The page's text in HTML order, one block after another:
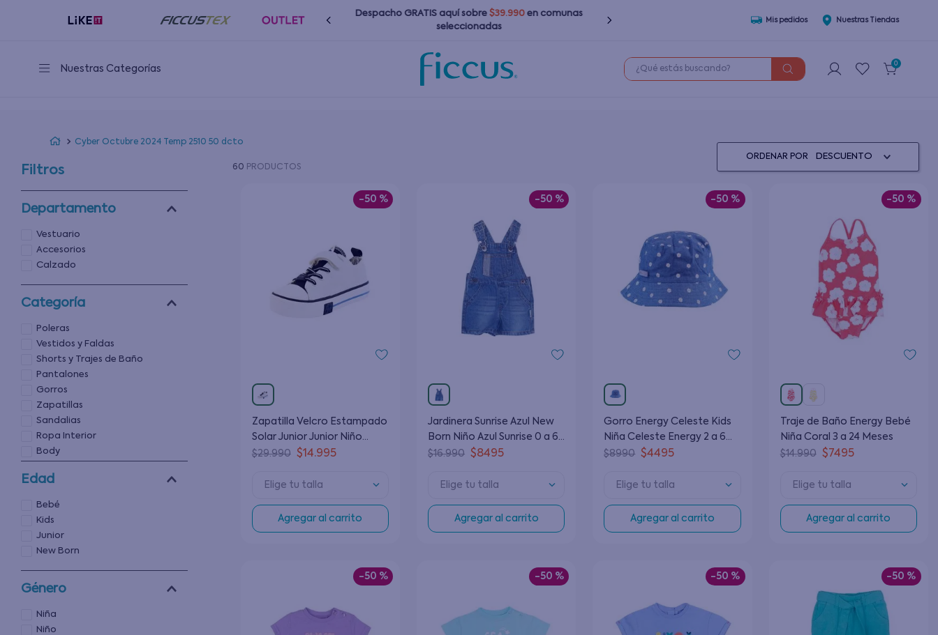
Despacho GRATIS aquísobre $39.990en comunas
seleccionadas
Mis pedidos Nuestras Tiendas
Nuestras Categorías
¿Qué estás buscando?
4 zapatillas
6.
8.
0
Cyber Octubre 2024 Temp 2510 50 dcto
Filtros
Departamento
Vestuario
Accesorios
Calzado
Categoría
Poleras
Vestidos y Faldas
Shorts y Trajes de Baño
Pantalones
Gorros
Zapatillas
Sandalias
Ropa Interior
Body
Edad
Bebé
Kids
Junior
New Born
Género
Niña
Niño
60 PRODUCTOS
ORDENAR POR DESCUENTO
-50 %
Zapatilla Velcro Estampado
Solar Junior Junior Niño
Blanco 8 a 12 Años
$29.990 $14.995
Elige tu talla
Agregar al carrito
-50 %
Jardinera Sunrise Azul New
Born Niño Azul Sunrise 0 a 6
Meses
$16.990 $8495
Elige tu talla
Agregar al carrito
-50 %
Gorro Energy Celeste Kids
Niña Celeste Energy 2 a 6
Años
$8990 $4495
Elige tu talla
Agregar al carrito
-50 %
Traje de Baño Energy Bebé
Niña Coral 3 a 24 Meses
$14.990 $7495
Elige tu talla
Agregar al carrito
-50 % -50 % -50 % -50 %